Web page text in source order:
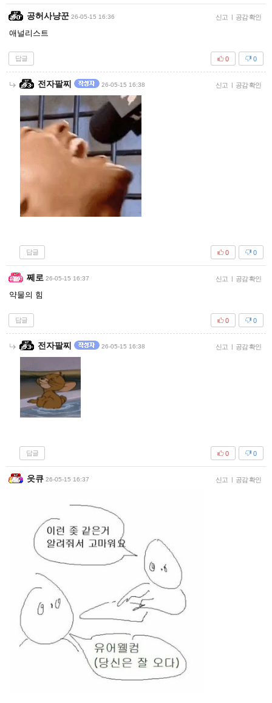
공허사냥꾼 26-05-15 16:36 신고 | 공감 확인
애널리스트
답글 0
0
전자팔찌 26-05-15 16:38 신고 | 공감 확인
답글 0
0
쩨로 26-05-15 16:37 신고 | 공감 확인
약물의 힘
답글 0
0
전자팔찌 26-05-15 16:38 신고 | 공감 확인
답글 0
0
읏큐 26-05-15 16:37 신고 | 공감 확인